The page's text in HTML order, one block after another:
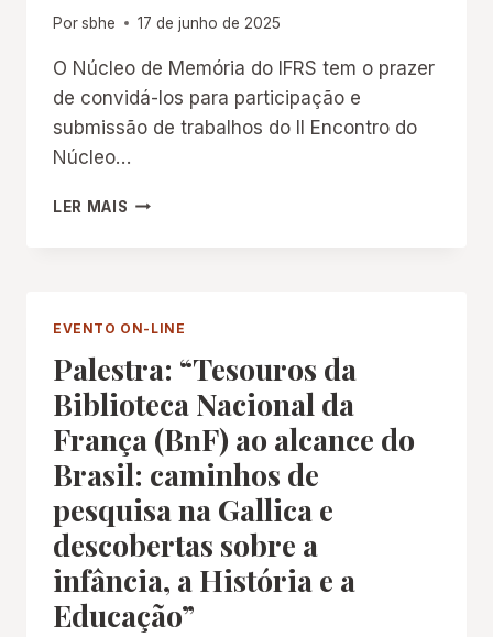
Porsbhe 17 de junho de 2025
O Núcleo de Memória do IFRS tem o prazer
de convidá-los para participação e
submissão de trabalhos do II Encontro do
Núcleo…
LER MAIS II ENCONTRO
IFRS:
HISTÓRIA
E
MEMÓRIA
DA
EDUCAÇÃO
PROFISSIONAL
E
TECNOLÓGICA
EVENTO ON-LINE
Palestra: “Tesouros da
Biblioteca Nacional da
França (BnF) ao alcance do
Brasil: caminhos de
pesquisa na Gallica e
descobertas sobre a
infância, a História e a
Educação”